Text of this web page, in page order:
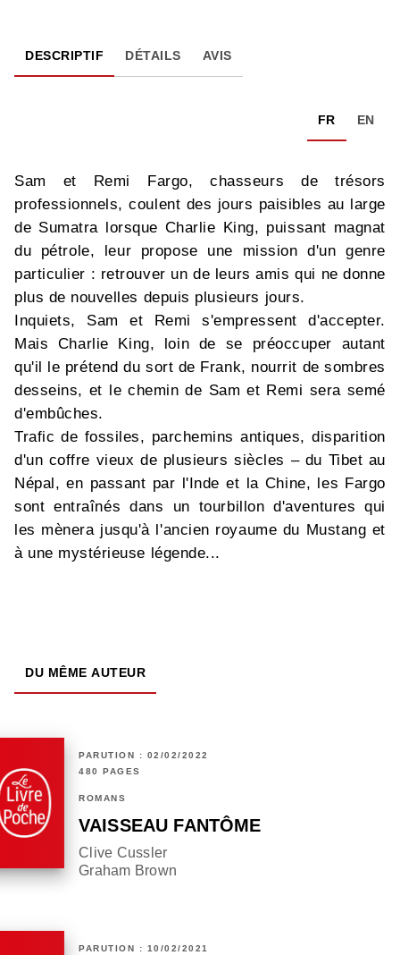
DESCRIPTIF DÉTAILS AVIS
FR EN
Sam et Remi Fargo, chasseurs de trésors
professionnels, coulent des jours paisibles au large
de Sumatra lorsque Charlie King, puissant magnat
du pétrole, leur propose une mission d'un genre
particulier : retrouver un de leurs amis qui ne donne
plus de nouvelles depuis plusieurs jours.
Inquiets, Sam et Remi s'empressent d'accepter.
Mais Charlie King, loin de se préoccuper autant
qu'il le prétend du sort de Frank, nourrit de sombres
desseins, et le chemin de Sam et Remi sera semé
d'embûches.
Trafic de fossiles, parchemins antiques, disparition
d'un coffre vieux de plusieurs siècles – du Tibet au
Népal, en passant par l'Inde et la Chine, les Fargo
sont entraînés dans un tourbillon d'aventures qui
les mènera jusqu'à l'ancien royaume du Mustang et
à une mystérieuse légende...
DU MÊME AUTEUR
PARUTION : 02/02/2022
480 PAGES
ROMANS
VAISSEAU FANTÔME
Clive Cussler
Graham Brown
PARUTION : 10/02/2021